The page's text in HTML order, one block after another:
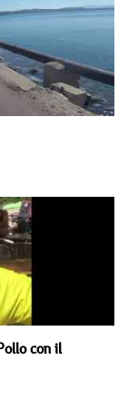
con il